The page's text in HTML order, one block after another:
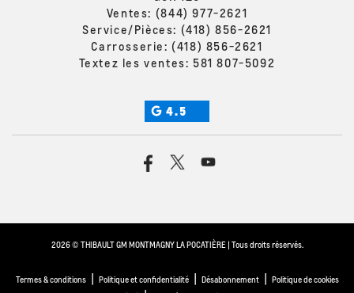
Ventes: (844) 977-2621
Service/Pièces: (418) 856-2621
Carrosserie: (418) 856-2621
Textez les ventes: 581 807-5092
4.5
2026 © THIBAULT GM MONTMAGNY LA POCATIÈRE| Tous droits réservés.
Termes & conditions| Politique et confidentialité| Désabonnement| Politique de cookies